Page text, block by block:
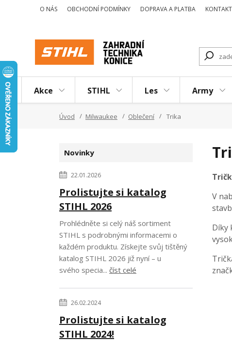
O NÁS OBCHODNÍ PODMÍNKY DOPRAVA A PLATBA
Akce STIHL Les Army
Úvod Milwaukee Oblečení Trika
V
Díky
Novinky
22.01.2026
Prolistujte si katalog
STIHL 2026
Prohlédněte si celý náš sortiment
STIHL s podrobnými informacemi o
každém produktu. Získejte svůj tištěný
katalog STIHL 2026 již nyní – u
svého specia... číst celé
26.02.2024
Prolistujte si katalog
STIHL 2024!